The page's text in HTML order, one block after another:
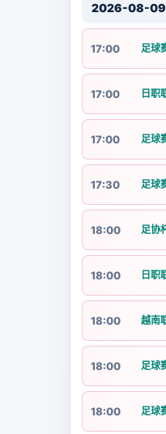
2026-08-09
17:00 足球
17:00 日职
17:00 足球
17:30 足球
18:00 足协
18:00 日职
18:00 越南
18:00 足球
18:00 足球